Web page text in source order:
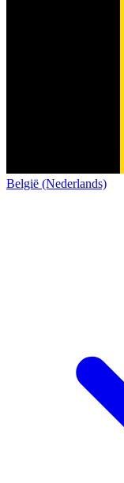
België (Nederlands)